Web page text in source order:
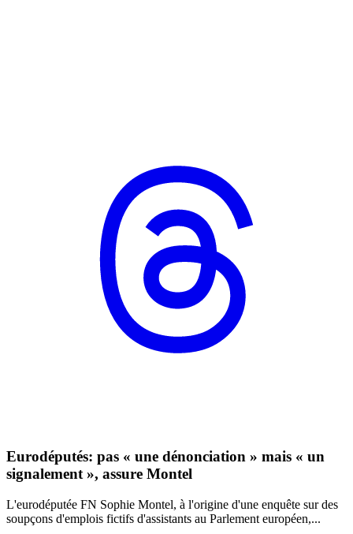
Eurodéputés: pas « une dénonciation » mais « un
signalement », assure Montel
L'eurodéputée FN Sophie Montel, à l'origine d'une enquête sur des
soupçons d'emplois fictifs d'assistants au Parlement européen,...